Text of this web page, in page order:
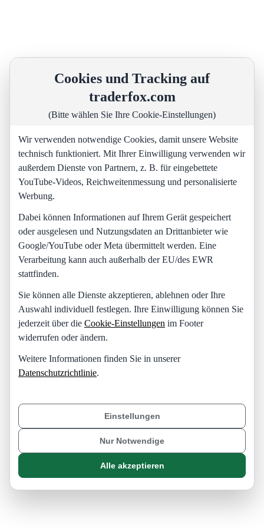
Cookies und Tracking auf
traderfox.com
(Bitte wählen Sie Ihre Cookie-Einstellungen)
Wir verwenden notwendige Cookies, damit unsere Website
technisch funktioniert. Mit Ihrer Einwilligung verwenden wir
außerdem Dienste von Partnern, z. B. für eingebettete
YouTube-Videos, Reichweitenmessung und personalisierte
Werbung.
Dabei können Informationen auf Ihrem Gerät gespeichert
oder ausgelesen und Nutzungsdaten an Drittanbieter wie
Google/YouTube oder Meta übermittelt werden. Eine
Verarbeitung kann auch außerhalb der EU/des EWR
stattfinden.
Sie können alle Dienste akzeptieren, ablehnen oder Ihre
Auswahl individuell festlegen. Ihre Einwilligung können Sie
jederzeit über die Cookie-Einstellungen im Footer
widerrufen oder ändern.
Weitere Informationen finden Sie in unserer
Datenschutzrichtlinie.
Einstellungen
Nur Notwendige
Alle akzeptieren